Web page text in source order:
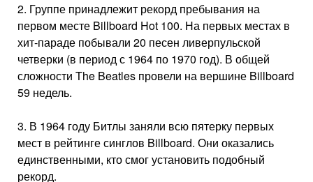
2. Группе принадлежит рекорд пребывания на
первом месте Billboard Hot 100. На первых местах в
хит-параде побывали 20 песен ливерпульской
четверки (в период с 1964 по 1970 год). В общей
сложности The Beatles провели на вершине Billboard
59 недель.
3. В 1964 году Битлы заняли всю пятерку первых
мест в рейтинге синглов Billboard. Они оказались
единственными, кто смог установить подобный
рекорд.